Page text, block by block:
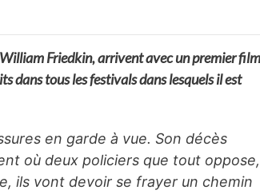
Friedkin, arrivent avec un premier film
dans tous les festivals dans lesquels il est
en garde à vue. Son décès
où deux policiers que tout oppose,
ils vont devoir se frayer un chemin